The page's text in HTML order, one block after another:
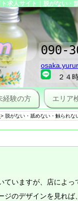
求人サイト｜脱がない・
090-
２４
経験の方 エリア
> 脱がない・舐めない・触られな
いますが、店によっ
のデザインを見れ